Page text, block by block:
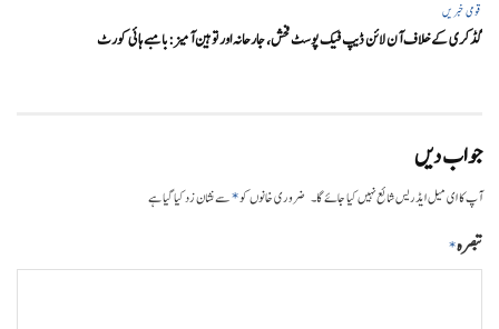
قومی خبریں
گڈکری کے خلاف آن لائن ڈیپ فیک پوسٹ فحش، جارحانہ اور توہین آمیز:بامبے ہائی کورٹ
جواب دیں
آپ کا ای میل ایڈریس شائع نہیں کیا جائے گا۔ ضروری خانوں کو*سے نشان زد کیا گیا ہے
تبصرہ*